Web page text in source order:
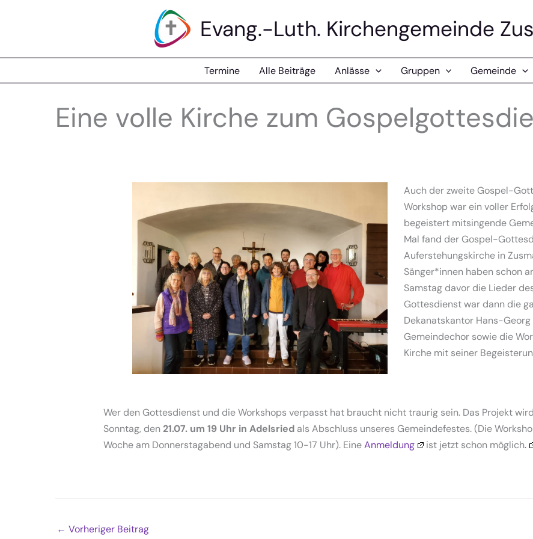
Evang.-Luth. Kirchengemeinde
Termine Alle Beiträge Anlässe Gruppen Gemeinde
Eine volle Kirche zum
Auch der zweite Gospel-
Workshop war ein voller
begeistert mitsingende
Mal fand der Gospel-
Auferstehungskirche in
Sänger*innen haben schon
Samstag davor die Lieder
Gottesdienst war dann die
Dekanatskantor Hans-
Gemeindechor sowie die
Kirche mit seiner
Wer den Gottesdienst und die Workshops verpasst hat braucht nicht traurig sein. Das Projekt
Sonntag, den21.07. um 19 Uhr in Adelsried als Abschluss unseres Gemeindefestes. (Die
Woche am Donnerstagabend und Samstag 10-17 Uhr). EineAnmeldung ist jetzt schon möglich.
← Vorheriger Beitrag